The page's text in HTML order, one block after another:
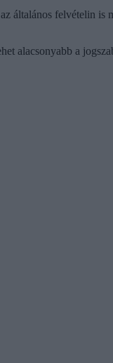
általános felvételin is
alacsonyabb a